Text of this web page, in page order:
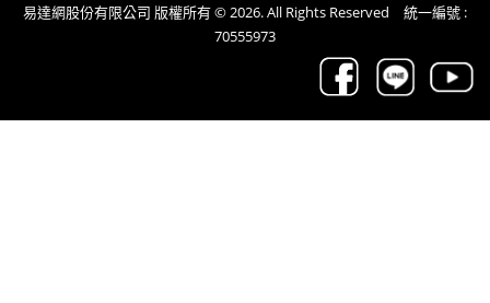
易達網股份有限公司 版權所有 © 2026. All Rights Reserved 統一編號 :
70555973